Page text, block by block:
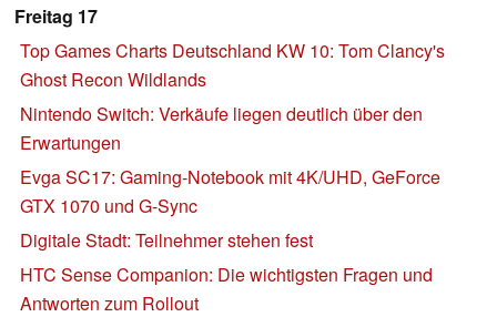
Freitag 17
Top Games Charts Deutschland KW 10: Tom Clancy's
Ghost Recon Wildlands
Nintendo Switch: Verkäufe liegen deutlich über den
Erwartungen
Evga SC17: Gaming-Notebook mit 4K/UHD, GeForce
GTX 1070 und G-Sync
Digitale Stadt: Teilnehmer stehen fest
HTC Sense Companion: Die wichtigsten Fragen und
Antworten zum Rollout